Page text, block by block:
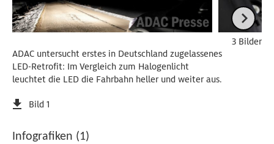
ADAC untersucht erstes in Deutschland zugelassenes
LED-Retrofit: Im Vergleich zum Halogenlicht
leuchtet die LED die Fahrbahn heller und weiter aus.
Bild 1
3 Bilder
Infografiken (1)